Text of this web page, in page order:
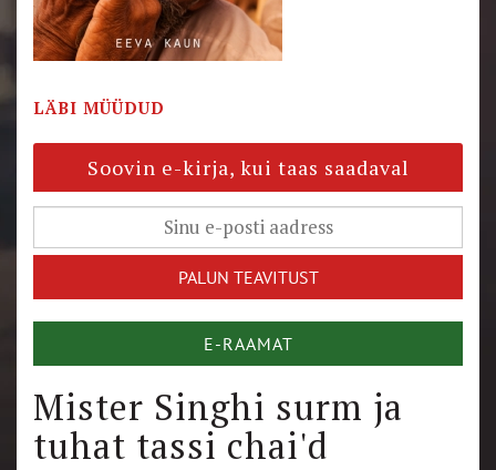
LÄBI MÜÜDUD
Soovin e-kirja, kui taas saadaval
E-RAAMAT
Mister Singhi surm ja
tuhat tassi chai'd